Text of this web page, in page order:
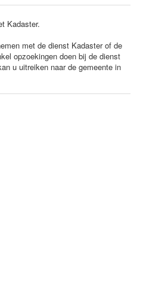
Kadaster.
met de dienst Kadaster of de
opzoekingen doen bij de dienst
u uitreiken naar de gemeente in